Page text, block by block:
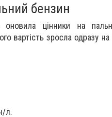
бензин
цінники на
вартість зросла одразу на
л.